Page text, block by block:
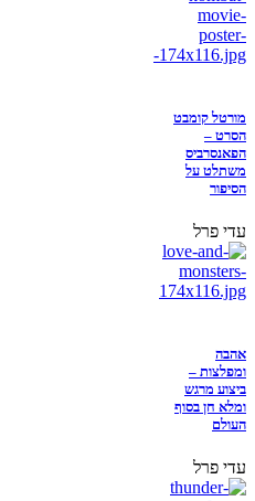
מורטל קומבט
הסרט –
הפאנסרביס
משתלט על
הסיפור
עדי פרל
אהבה
ומפלצות –
ביצוע מרגש
ומלא חן בסוף
העולם
עדי פרל